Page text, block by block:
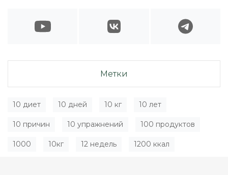
Метки
10 диет 10 дней 10 кг 10 лет
10 причин 10 упражнений 100 продуктов
1000 10кг 12 недель 1200 ккал